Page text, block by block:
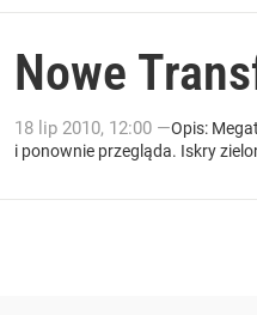
Nowe
18 lip 2010, 12:00 —Opis:
i ponownie przegląda. Iskry